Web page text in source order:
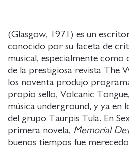
(Glasgow, 1971) es un
conocido por su faceta de
musical, especialmente
de la prestigiosa revista The
los noventa produjo
propio sello, Volcanic
música underground, y ya en
del grupo Taurpis Tula. En
primera novela, Memorial
buenos tiempos fue